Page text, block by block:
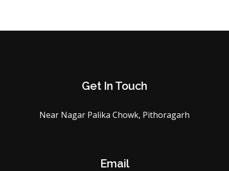
Get In Touch
Near Nagar Palika Chowk, Pithoragarh
Email